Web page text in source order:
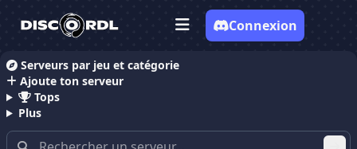
Serveurs par jeu et catégorie
Ajoute ton serveur
Tops
Plus
Connexion
Accueil Serveurs Discord Gaming